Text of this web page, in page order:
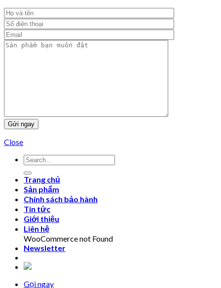
Close
Trang chủ
Sản phẩm
Chính sách bảo hành
Tin tức
Giới thiệu
Liên hệ
WooCommerce not Found
Newsletter
Gọi ngay